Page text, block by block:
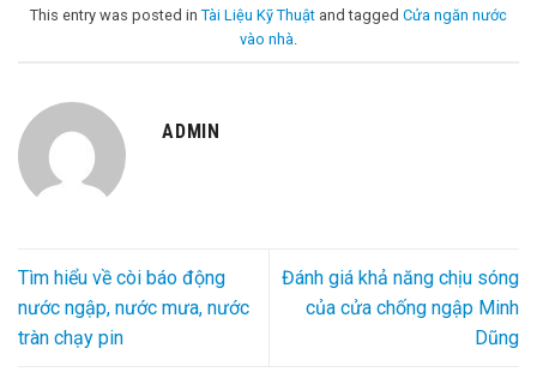
This entry was posted in Tài Liệu Kỹ Thuật and tagged Cửa ngăn nước
vào nhà.
ADMIN
Tìm hiểu về còi báo động
nước ngập, nước mưa, nước
tràn chạy pin
Đánh giá khả năng chịu sóng
của cửa chống ngập Minh
Dũng